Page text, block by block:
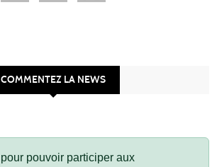
COMMENTEZ LA NEWS
pour pouvoir participer aux